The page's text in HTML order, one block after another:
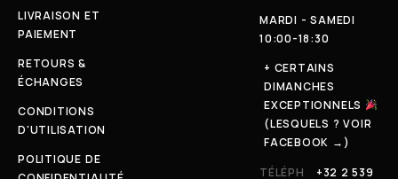
LIVRAISON ET
PAIEMENT
RETOURS &
ÉCHANGES
CONDITIONS
D'UTILISATION
POLITIQUE DE
MARDI - SAMEDI
10:00-18:30
+ CERTAINS
DIMANCHES
EXCEPTIONNELS
(LESQUELS ? VOIR
FACEBOOK →)
TÉLÉPH
+32 2 539